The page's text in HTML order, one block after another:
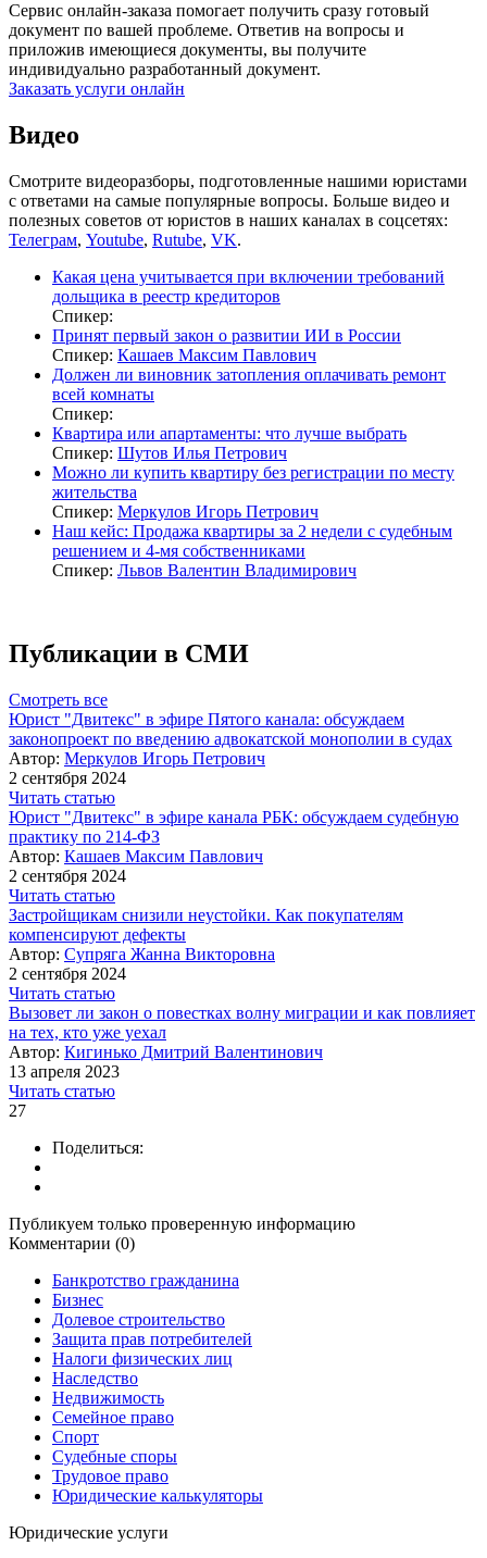
Сервис онлайн-заказа помогает получить сразу готовый
документ по вашей проблеме. Ответив на вопросы и
приложив имеющиеся документы, вы получите
индивидуально разработанный документ.
Заказать услуги онлайн
Видео
Смотрите видеоразборы, подготовленные нашими юристами
с ответами на самые популярные вопросы. Больше видео и
полезных советов от юристов в наших каналах в соцсетях:
Телеграм, Youtube, Rutube, VK.
Какая цена учитывается при включении требований
дольщика в реестр кредиторов
Спикер:
Принят первый закон о развитии ИИ в России
Спикер: Кашаев Максим Павлович
Должен ли виновник затопления оплачивать ремонт
всей комнаты
Спикер:
Квартира или апартаменты: что лучше выбрать
Спикер: Шутов Илья Петрович
Можно ли купить квартиру без регистрации по месту
жительства
Спикер: Меркулов Игорь Петрович
Наш кейс: Продажа квартиры за 2 недели с судебным
решением и 4-мя собственниками
Спикер: Львов Валентин Владимирович
Публикации в СМИ
Смотреть все
Юрист "Двитекс" в эфире Пятого канала: обсуждаем
законопроект по введению адвокатской монополии в судах
Автор: Меркулов Игорь Петрович
2 сентября 2024
Читать статью
Юрист "Двитекс" в эфире канала РБК: обсуждаем судебную
практику по 214-ФЗ
Автор: Кашаев Максим Павлович
2 сентября 2024
Читать статью
Застройщикам снизили неустойки. Как покупателям
компенсируют дефекты
Автор: Супряга Жанна Викторовна
2 сентября 2024
Читать статью
Вызовет ли закон о повестках волну миграции и как повлияет
на тех, кто уже уехал
Автор: Кигинько Дмитрий Валентинович
13 апреля 2023
Читать статью
27
Поделиться:
Публикуем только проверенную информацию
Комментарии (0)
Банкротство гражданина
Бизнес
Долевое строительство
Защита прав потребителей
Налоги физических лиц
Наследство
Недвижимость
Семейное право
Спорт
Судебные споры
Трудовое право
Юридические калькуляторы
Юридические услуги